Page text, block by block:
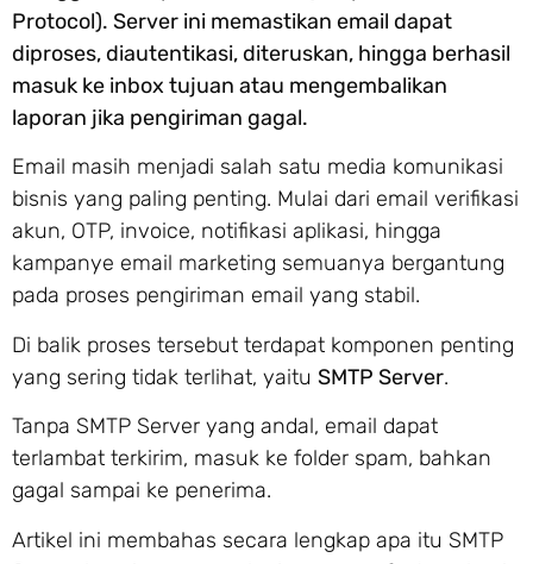
Protocol). Server ini memastikan email dapat
diproses, diautentikasi, diteruskan, hingga berhasil
masuk ke inbox tujuan atau mengembalikan
laporan jika pengiriman gagal.
Email masih menjadi salah satu media komunikasi
bisnis yang paling penting. Mulai dari email verifikasi
akun, OTP, invoice, notifikasi aplikasi, hingga
kampanye email marketing semuanya bergantung
pada proses pengiriman email yang stabil.
Di balik proses tersebut terdapat komponen penting
yang sering tidak terlihat, yaitu SMTP Server.
Tanpa SMTP Server yang andal, email dapat
terlambat terkirim, masuk ke folder spam, bahkan
gagal sampai ke penerima.
Artikel ini membahas secara lengkap apa itu SMTP